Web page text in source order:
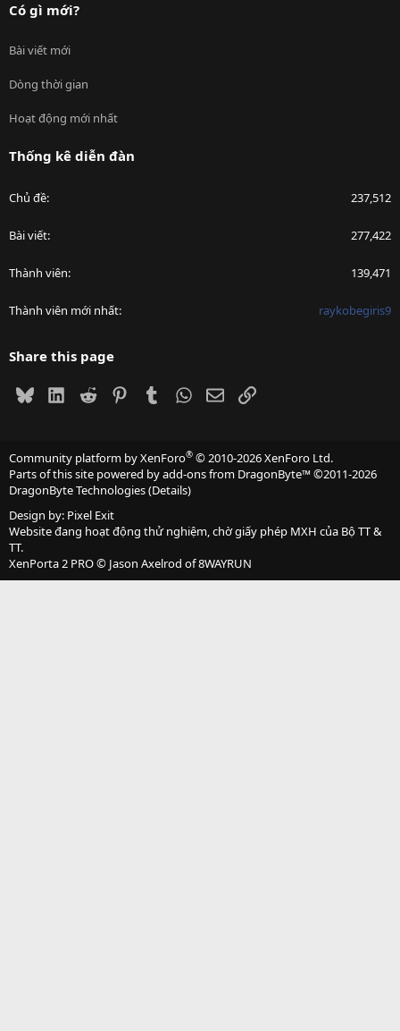
Có gì mới?
Bài viết mới
Dòng thời gian
Hoạt động mới nhất
Thống kê diễn đàn
Chủ đề 237,512
Bài viết 277,422
Thành viên 139,471
Thành viên mới nhất raykobegiris9
Share this page
BlueskyLinkedIn
Reddit PinterestTumblrWhatsApp
EmailLink
Community platform by XenForo® © 2010-2026 XenForo Ltd.
Parts of this site powered byadd-ons from DragonByte™©2011-2026
DragonByte Technologies(Details)
Design by: Pixel Exit
Website đang hoạt động thử nghiệm, chờ giấy phép MXH của Bộ TT &
TT.
XenPorta 2 PRO© Jason Axelrod of8WAYRUN